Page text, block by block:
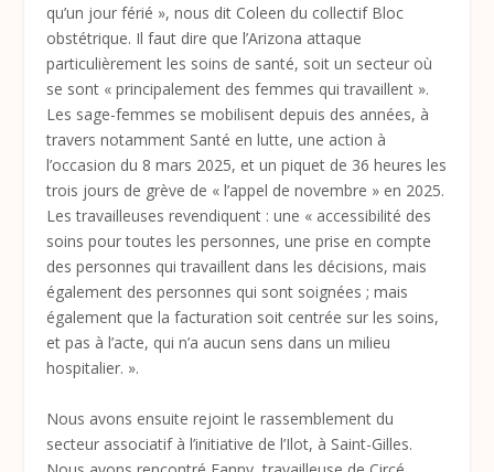
qu’un jour férié », nous dit Coleen du collectif Bloc
obstétrique. Il faut dire que l’Arizona attaque
particulièrement les soins de santé, soit un secteur où
se sont « principalement des femmes qui travaillent ».
Les sage-femmes se mobilisent depuis des années, à
travers notamment Santé en lutte, une action à
l’occasion du 8 mars 2025, et un piquet de 36 heures les
trois jours de grève de « l’appel de novembre » en 2025.
Les travailleuses revendiquent : une « accessibilité des
soins pour toutes les personnes, une prise en compte
des personnes qui travaillent dans les décisions, mais
également des personnes qui sont soignées ; mais
également que la facturation soit centrée sur les soins,
et pas à l’acte, qui n’a aucun sens dans un milieu
hospitalier. ».
Nous avons ensuite rejoint le rassemblement du
secteur associatif à l’initiative de l’Ilot, à Saint-Gilles.